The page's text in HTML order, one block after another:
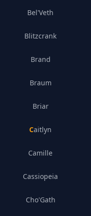
Bel'Veth
Blitzcrank
Brand
Braum
Briar
Caitlyn
Camille
Cassiopeia
Cho'Gath